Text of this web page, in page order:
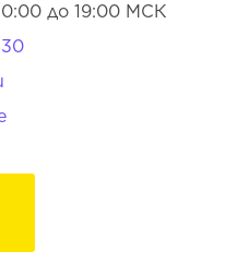
до 19:00 МСК